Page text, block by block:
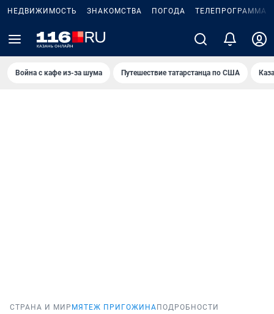
НЕДВИЖИМОСТЬ ЗНАКОМСТВА ПОГОДА ТЕЛЕПРОГРАММА
Война с кафе из-за шума Путешествие татарстанца по США
СТРАНА И МИР МЯТЕЖ ПРИГОЖИНА ПОДРОБНОСТИ